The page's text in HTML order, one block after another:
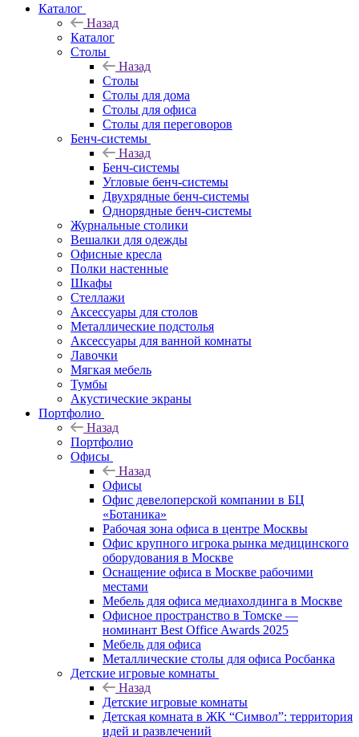
Каталог
Назад
Каталог
Столы
Назад
Столы
Столы для дома
Столы для офиса
Столы для переговоров
Бенч-системы
Назад
Бенч-системы
Угловые бенч-системы
Двухрядные бенч-системы
Однорядные бенч-системы
Журнальные столики
Вешалки для одежды
Офисные кресла
Полки настенные
Шкафы
Стеллажи
Аксессуары для столов
Металлические подстолья
Аксессуары для ванной комнаты
Лавочки
Мягкая мебель
Тумбы
Акустические экраны
Портфолио
Назад
Портфолио
Офисы
Назад
Офисы
Офис девелоперской компании в БЦ
«Ботаника»
Рабочая зона офиса в центре Москвы
Офис крупного игрока рынка медицинского
оборудования в Москве
Оснащение офиса в Москве рабочими
местами
Мебель для офиса медиахолдинга в Москве
Офисное пространство в Томске —
номинант Best Office Awards 2025
Мебель для офиса
Металлические столы для офиса Росбанка
Детские игровые комнаты
Назад
Детские игровые комнаты
Детская комната в ЖК “Символ”: территория
идей и развлечений